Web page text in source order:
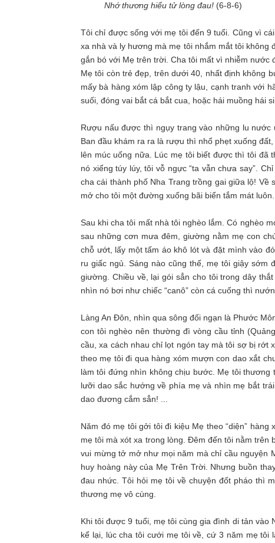
Nhớ thương hiếu tử lòng đau! (6-8-6)
Tôi chỉ được sống với mẹ tôi đến 9 tuổi. Cũng vì
xa nhà và ly hương mà mẹ tôi nhắm mắt tôi
gắn bó với Mẹ trên trời. Cha tôi mất vì nhiễm nước
Mẹ tôi còn trẻ đẹp, trên dưới 40, nhất định không
mấy bà hàng xóm lập công ty lậu, cạnh tranh với
suối, đóng vai bắt cá bắt cua, hoặc hái muồng hái
Rượu nấu được thì ngụy trang vào những lu
Ban đầu khám ra ra là rượu thì nhổ phẹt xuống
lên múc uống nữa. Lúc mẹ tôi biết được thì tôi đã
nó xiểng túy lúy, tôi vỗ ngực “ta vẫn chưa say”.
cha cái thành phố Nha Trang trồng gai giữa lộ!
mở cho tôi một đường xuống bãi biển tắm mát luôn.
Sau khi cha tôi mất nhà tôi nghèo lắm. Có nghèo
sau những cơn mưa đêm, giường nằm mẹ con
chỗ ướt, lấy một tấm áo khô lót và đặt mình vào
ru giấc ngủ. Sáng nào cũng thế, mẹ tôi giậy
giường. Chiều về, lại gói sẳn cho tôi trong dây
nhìn nó bơi như chiếc “canô” còn cá cuống thì
Làng An Đôn, nhìn qua sông đối ngạn là Phước
con tôi nghèo nên thường đì vòng cầu tỉnh
cầu, xa cách nhau chỉ lọt ngón tay mà tôi sợ bị rớt
theo mẹ tôi đi qua hàng xóm mượn con dao xắt
làm tôi đứng nhìn không chịu bước. Mẹ tôi
lưỡi dao sắc hướng về phía mẹ và nhìn mẹ bắt
dao đương cắm sẳn! ...
Năm đó mẹ tôi gởi tôi đi kiệu Mẹ theo “diện”
mẹ tôi mà xót xa trong lòng. Đêm đến tôi nằm
vui mừng tở mở như mọi năm mà chỉ cầu nguyện
huy hoàng này của Mẹ Trên Trời. Nhưng buồn
đau nhức. Tôi hỏi mẹ tôi về chuyện đốt pháo thì
thương mẹ vô cùng.
Khi tôi được 9 tuổi, mẹ tôi cùng gia đình di tản vào
kể lại, lúc cha tôi cưới mẹ tôi về, cứ 3 năm mẹ